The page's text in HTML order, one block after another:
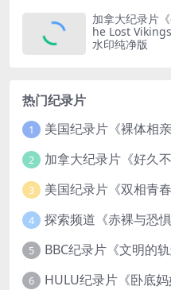
加拿大纪录片
he Lost
水印纯净版
热门纪录片
1
2
3
4
5
6